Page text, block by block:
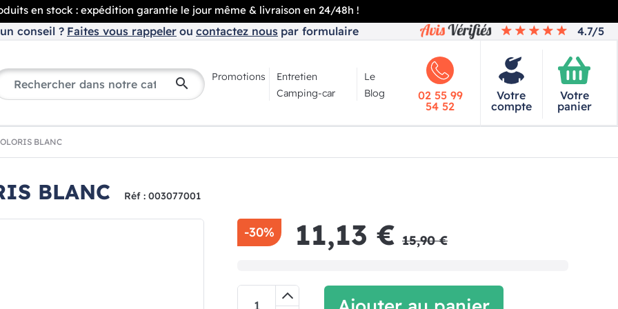
en stock : expédition garantie le jour même & livraison en 24/48h !
conseil ? Faites vous rappeler ou contactez nous par formulaire 4.7/5
search Promotions
Entretien
Camping-car
Le
Blog
02 55 99
54 52
Votre
compte
Votre
panier
BLANC
BLANC Réf : 003077001
-30% 11,13 € 15,90 €